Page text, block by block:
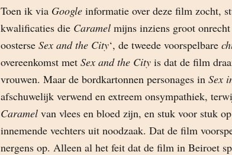
Toen ik via Google informatie over deze film zocht,
kwalificaties die Caramel mijns inziens groot
oosterse Sex and the City‘, de tweede voorspelbare
overeenkomst met Sex and the City is dat de film
vrouwen. Maar de bordkartonnen personages in Sex
afschuwelijk verwend en extreem onsympathiek,
Caramel van vlees en bloed zijn, en stuk voor stuk
innemende vechters uit noodzaak. Dat de film
nergens op. Alleen al het feit dat de film in Beiroet